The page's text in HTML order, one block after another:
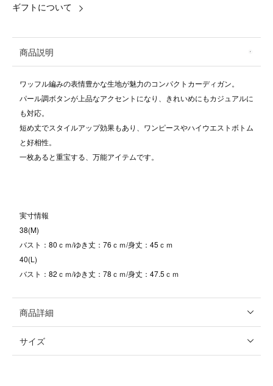
ギフトについて
商品説明
ワッフル編みの表情豊かな生地が魅力のコンパクトカーディガン。
パール調ボタンが上品なアクセントになり、きれいめにもカジュアルに
も対応。
短め丈でスタイルアップ効果もあり、ワンピースやハイウエストボトム
と好相性。
一枚あると重宝する、万能アイテムです。
実寸情報
38(M)
バスト：80ｃｍ/ゆき丈：76ｃｍ/身丈：45ｃｍ
40(L)
バスト：82ｃｍ/ゆき丈：78ｃｍ/身丈：47.5ｃｍ
商品詳細
サイズ